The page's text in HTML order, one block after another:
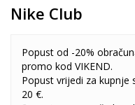
Nike Club
Popust od -20%
promo kod VIKEND.
Popust vrijedi za
20 €.